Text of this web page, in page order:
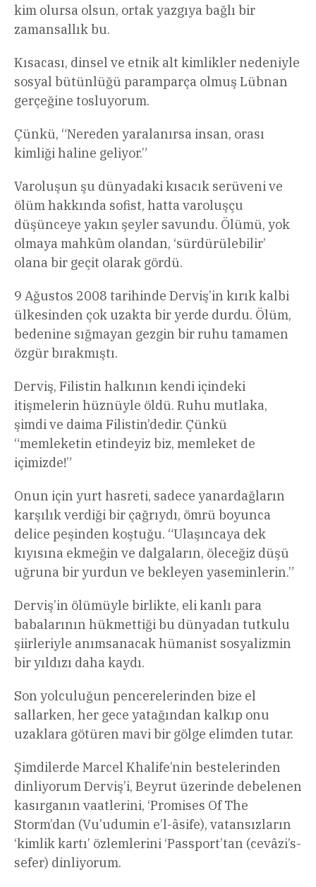
kim olursa olsun, ortak yazgıya bağlı bir
zamansallık bu.
Kısacası, dinsel ve etnik alt kimlikler nedeniyle
sosyal bütünlüğü paramparça olmuş Lübnan
gerçeğine tosluyorum.
Çünkü, “Nereden yaralanırsa insan, orası
kimliği haline geliyor.”
Varoluşun şu dünyadaki kısacık serüveni ve
ölüm hakkında sofist, hatta varoluşçu
düşünceye yakın şeyler savundu. Ölümü, yok
olmaya mahkûm olandan, ‘sürdürülebilir’
olana bir geçit olarak gördü.
9 Ağustos 2008 tarihinde Derviş’in kırık kalbi
ülkesinden çok uzakta bir yerde durdu. Ölüm,
bedenine sığmayan gezgin bir ruhu tamamen
özgür bırakmıştı.
Derviş, Filistin halkının kendi içindeki
itişmelerin hüznüyle öldü. Ruhu mutlaka,
şimdi ve daima Filistin’dedir. Çünkü
“memleketin etindeyiz biz, memleket de
içimizde!”
Onun için yurt hasreti, sadece yanardağların
karşılık verdiği bir çağrıydı, ömrü boyunca
delice peşinden koştuğu. “Ulaşıncaya dek
kıyısına ekmeğin ve dalgaların, öleceğiz düşü
uğruna bir yurdun ve bekleyen yaseminlerin.”
Derviş’in ölümüyle birlikte, eli kanlı para
babalarının hükmettiği bu dünyadan tutkulu
şiirleriyle anımsanacak hümanist sosyalizmin
bir yıldızı daha kaydı.
Son yolculuğun pencerelerinden bize el
sallarken, her gece yatağından kalkıp onu
uzaklara götüren mavi bir gölge elimden tutar.
Şimdilerde Marcel Khalife’nin bestelerinden
dinliyorum Derviş’i, Beyrut üzerinde debelenen
kasırganın vaatlerini, ‘Promises Of The
Storm’dan (Vu’udumin e’l-âsife), vatansızların
‘kimlik kartı’ özlemlerini ‘Passport’tan (cevâzi’s-
sefer) dinliyorum.